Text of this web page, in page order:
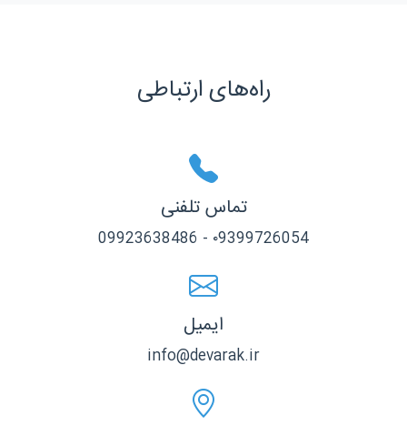
راه‌های ارتباطی
تماس تلفنی
۰9399726054 - 09923638486
ایمیل
info@devarak.ir